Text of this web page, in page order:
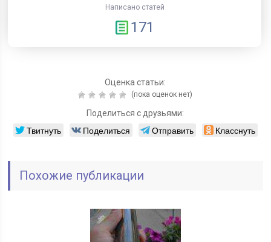
Написано статей
171
Оценка статьи:
(пока оценок нет)
Поделиться с друзьями:
Твитнуть Поделиться Отправить Класснуть
Похожие публикации